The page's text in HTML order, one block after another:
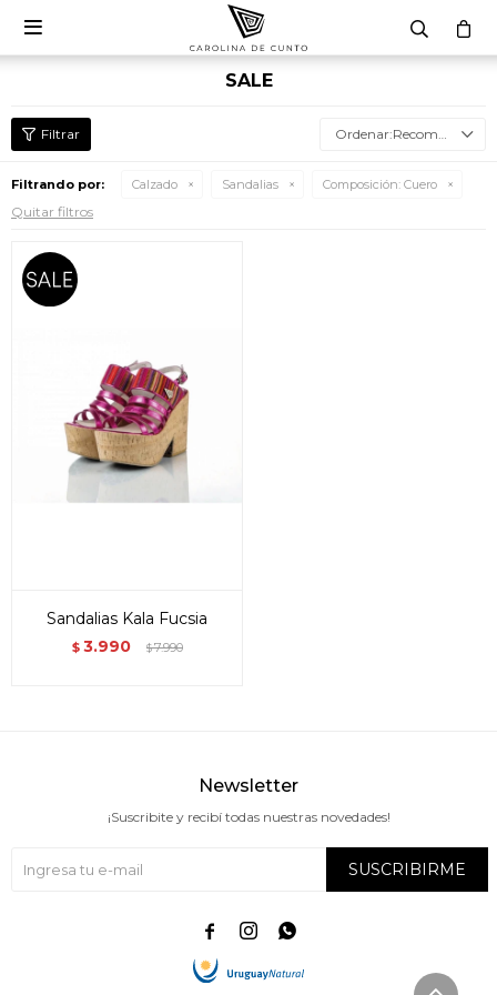

SALE
Recomendados
Filtrando por: Calzado Sandalias Composición: Cuero
Quitar filtros
Sandalias Kala Fucsia
$ 3.990 $7.990
Newsletter
¡Suscribite y recibí todas nuestras novedades!
SUSCRIBIRME
  